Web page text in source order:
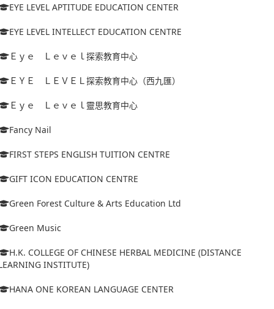
EYE LEVEL APTITUDE EDUCATION CENTER
EYE LEVEL INTELLECT EDUCATION CENTRE
Ｅｙｅ Ｌｅｖｅｌ探索教育中心
ＥＹＥ ＬＥＶＥＬ探索教育中心（西九匯）
Ｅｙｅ Ｌｅｖｅｌ靈思教育中心
Fancy Nail
FIRST STEPS ENGLISH TUITION CENTRE
GIFT ICON EDUCATION CENTRE
Green Forest Culture & Arts Education Ltd
Green Music
H.K. COLLEGE OF CHINESE HERBAL MEDICINE (DISTANCE
INSTITUTE)
HANA ONE KOREAN LANGUAGE CENTER